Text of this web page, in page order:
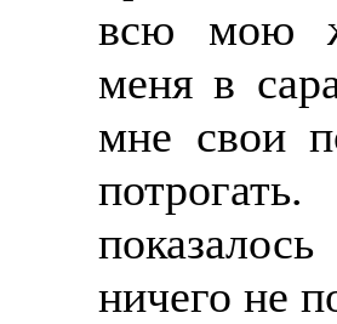
всю мою
меня в
мне свои
ничего не